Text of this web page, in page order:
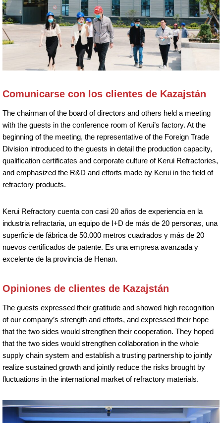
Comunicarse con los clientes de Kazajstán
The chairman of the board of directors and others held a meeting
with the guests in the conference room of Kerui’s factory. At the
beginning of the meeting, the representative of the Foreign Trade
Division introduced to the guests in detail the production capacity,
qualification certificates and corporate culture of Kerui Refractories,
and emphasized the R&D and efforts made by Kerui in the field of
refractory products.
Kerui Refractory cuenta con casi 20 años de experiencia en la
industria refractaria, un equipo de I+D de más de 20 personas, una
superficie de fábrica de 50.000 metros cuadrados y más de 20
nuevos certificados de patente. Es una empresa avanzada y
excelente de la provincia de Henan.
Opiniones de clientes de Kazajstán
The guests expressed their gratitude and showed high recognition
of our company’s strength and efforts, and expressed their hope
that the two sides would strengthen their cooperation. They hoped
that the two sides would strengthen collaboration in the whole
supply chain system and establish a trusting partnership to jointly
realize sustained growth and jointly reduce the risks brought by
fluctuations in the international market of refractory materials.